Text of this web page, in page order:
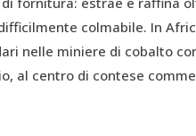
colmabile. In
nelle miniere di cobalto
al centro di contese